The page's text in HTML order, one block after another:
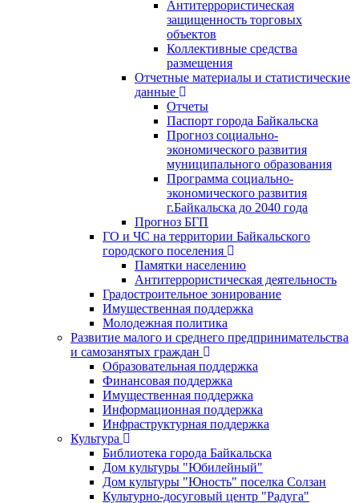
Антитеррористическая
защищенность торговых
объектов
Коллективные средства
размещения
Отчетные материалы и статистические
данные
Отчеты
Паспорт города Байкальска
Прогноз социально-
экономического развития
муниципального образования
Программа социально-
экономического развития
г.Байкальска до 2040 года
Прогноз БГП
ГО и ЧС на территории Байкальского
городского поселения
Памятки населению
Антитеррористическая деятельность
Градостроительное зонирование
Имущественная поддержка
Молодежная политика
Развитие малого и среднего предпринимательства
и самозанятых граждан
Образовательная поддержка
Финансовая поддержка
Имущественная поддержка
Информационная поддержка
Инфраструктурная поддержка
Культура
Библиотека города Байкальска
Дом культуры "Юбилейный"
Дом культуры "Юность" поселка Солзан
Культурно-досуговый центр "Радуга"